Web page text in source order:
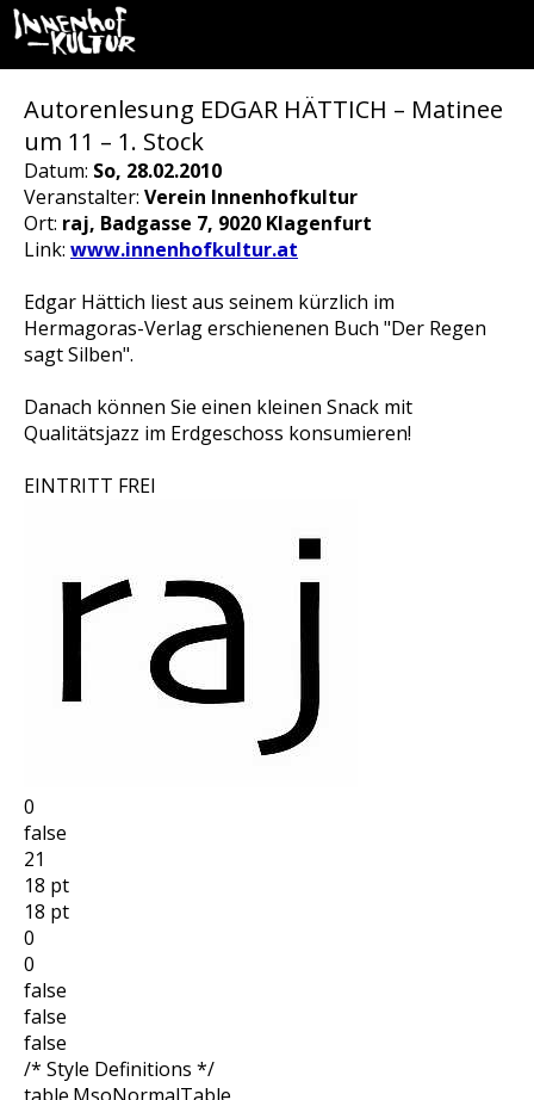
Autorenlesung EDGAR HÄTTICH – Matinee
um 11 – 1. Stock
Datum: So, 28.02.2010
Veranstalter: Verein Innenhofkultur
Ort: raj, Badgasse 7, 9020 Klagenfurt
Link: www.innenhofkultur.at
Edgar Hättich liest aus seinem kürzlich im
Hermagoras-Verlag erschienenen Buch "Der Regen
sagt Silben".
Danach können Sie einen kleinen Snack mit
Qualitätsjazz im Erdgeschoss konsumieren!
EINTRITT FREI
0
false
21
18 pt
18 pt
0
0
false
false
false
/* Style Definitions */